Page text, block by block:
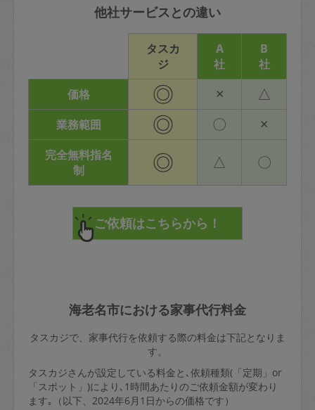
他社サービスとの違い
タスカ
ジ
A
社
B
社
価格
◎ × △
業務範囲 ◎ 〇 ×
完全無料指名
制
◎ △ 〇
海老名市における家事代行料金
タスカジで、家事代行を依頼する際の料金は下記となりま
す。
タスカジさんが設定している料金と､依頼種類(「定期」or
「スポット」)により､1時間あたりのご依頼金額が変わり
ます｡（以下、2024年6月1日からの価格です）